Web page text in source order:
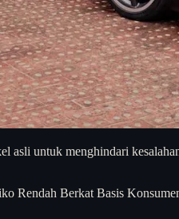
asli untuk menghindari
Rendah Berkat Basis